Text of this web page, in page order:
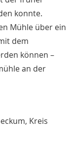
konnte.
Mühle über ein
dem
können –
an der
Kreis